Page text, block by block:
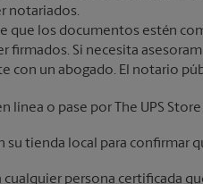
notariados.
que los documentos estén
firmados. Si necesita
con un abogado. El notario
línea o pase por The UPS
su tienda local para confirmar
cualquier persona certificada